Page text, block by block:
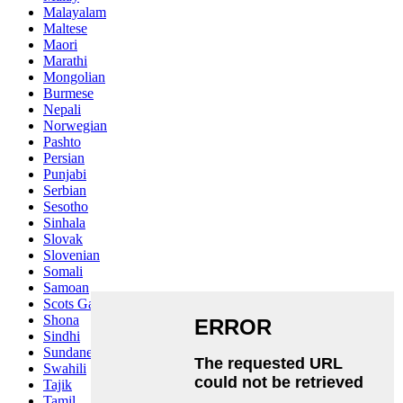
Malayalam
Maltese
Maori
Marathi
Mongolian
Burmese
Nepali
Norwegian
Pashto
Persian
Punjabi
Serbian
Sesotho
Sinhala
Slovak
Slovenian
Somali
Samoan
Scots Gaelic
Shona
Sindhi
Sundanese
Swahili
Tajik